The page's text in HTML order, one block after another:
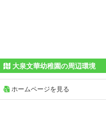
大泉文華幼稚園の周辺環境
ホームページを見る